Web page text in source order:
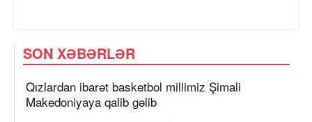
SON XƏBƏRLƏR
Qızlardan ibarət basketbol millimiz Şimali
Makedoniyaya qalib gəlib